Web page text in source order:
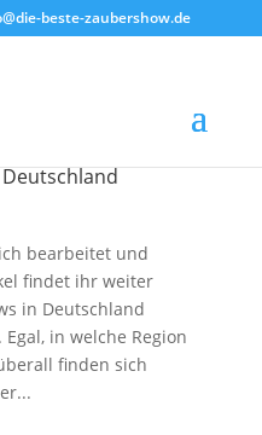
beste-zaubershow.de
bearbeitet und
findet ihr weiter
in Deutschland
in welche Region
finden sich